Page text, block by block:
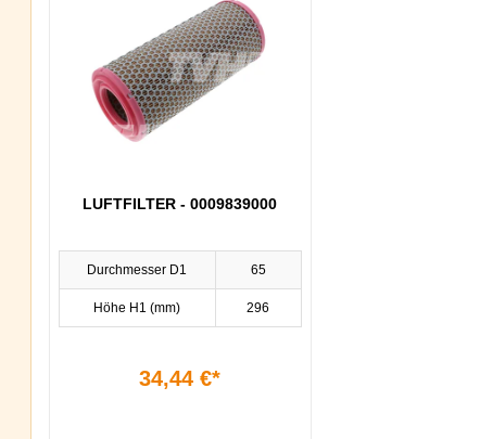
LUFTFILTER - 0009839000
Durchmesser D1 65
Höhe H1 (mm) 296
34,44 €*